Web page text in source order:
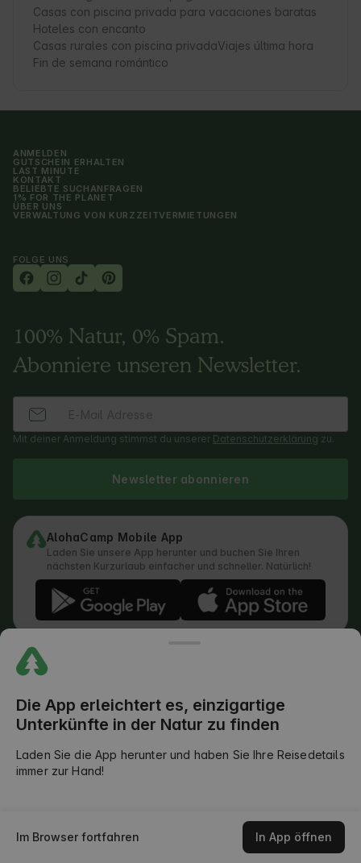
Casas con piscina privada para vacaciones baratas
Hoteles con encanto
Casas rurales con piscina privadaViajes última hora
Fin de semana romántico
ANMELDEN
GUTSCHEIN ERHALTEN
LAST MINUTE
KONTAKT
BELIEBTE SUCHANFRAGEN
1% FOR THE PLANET
ÜBER UNS
VERWALTUNG VON KURZZEITVERMIETUNGEN
FOLGE UNS
100% Natur, 0% Spam.
Abonniere unseren Newsletter.
Mit deiner Anmeldung stimmst du unserer Datenschutzerklärung zu.
Newsletter abonnieren
AlohaCamp Mobile App
Laden Sie unsere App herunter und buchen Sie Ihren
nächsten Kurzurlaub einfacher und schneller. Natürlich!
©2026 AlohaCamp. Alle Rechte vorbehalten.
Rückkopplungspolitik
Rechtliche Aufteilung der Verantwortlichkeiten
Verfügbarkeit prüfen
Die App erleichtert es, einzigartige
Unterkünfte in der Natur zu finden
Laden Sie die App herunter und haben Sie Ihre Reisedetails
immer zur Hand!
Im Browser fortfahren In App öffnen